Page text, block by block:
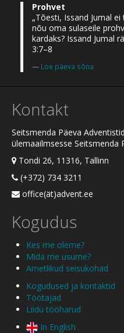
Prohvet
„Tõesti, Issand Jumal
nõu oma sulaseile
kardaks? Issand Jumal
3:7–8
Loe päeva sõna
Kontakt
Seitsmenda Päeva
ülemaailmsesse Seitsmenda
Tondi 26, 11316, Tallinn
(+372) 734 3211
office(ät)advent.ee
Kogudus
Kes me oleme?
Mida me usume?
Ametlikud seisukohad
Kogudused ja kontaktid
Töötajad
Liidu tööharud
In English